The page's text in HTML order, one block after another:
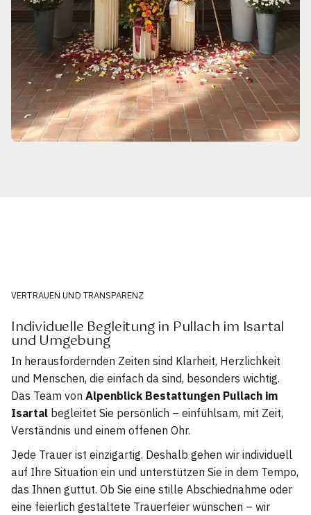
VERTRAUEN UND TRANSPARENZ
Individuelle Begleitung in Pullach im Isartal
und Umgebung
In herausfordernden Zeiten sind Klarheit, Herzlichkeit
und Menschen, die einfach da sind, besonders wichtig.
Das Team von Alpenblick Bestattungen Pullach im
Isartal begleitet Sie persönlich – einfühlsam, mit Zeit,
Verständnis und einem offenen Ohr.
Jede Trauer ist einzigartig. Deshalb gehen wir individuell
auf Ihre Situation ein und unterstützen Sie in dem Tempo,
das Ihnen guttut. Ob Sie eine stille Abschiednahme oder
eine feierlich gestaltete Trauerfeier wünschen – wir